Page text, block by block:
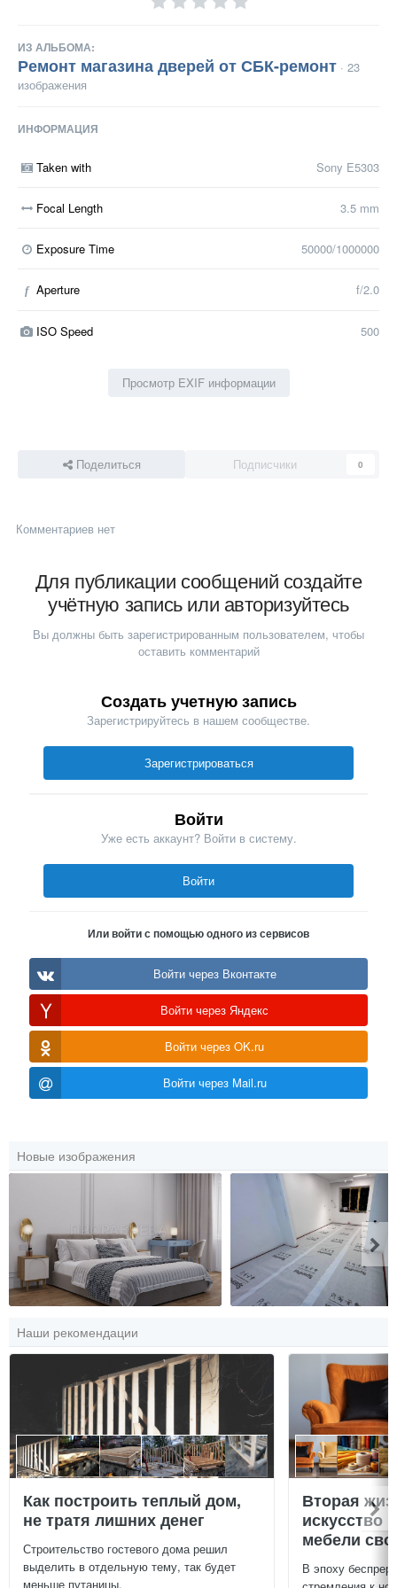
ИЗ АЛЬБОМА:
Ремонт магазина дверей от СБК-ремонт · 23
изображения
ИНФОРМАЦИЯ
Taken with Sony E5303
Focal Length 3.5 mm
Exposure Time 50000/1000000
f Aperture f/2.0
ISO Speed 500
Просмотр EXIF информации
Поделиться Подписчики 0
Комментариев нет
Для публикации сообщений создайте
учётную запись или авторизуйтесь
Вы должны быть зарегистрированным пользователем, чтобы
оставить комментарий
Создать учетную запись
Зарегистрируйтесь в нашем сообществе.
Зарегистрироваться
Войти
Уже есть аккаунт? Войти в систему.
Войти
Или войти с помощью одного из сервисов
Войти через Вконтакте
Войти через Яндекс
Войти через OK.ru
Войти через Mail.ru
Новые изображения
Наши рекомендации
Как построить теплый дом,
не тратя лишних денег
Строительство гостевого дома решил
выделить в отдельную тему, так будет
меньше путаницы.
Вторая
искусство
мебели
В эпоху